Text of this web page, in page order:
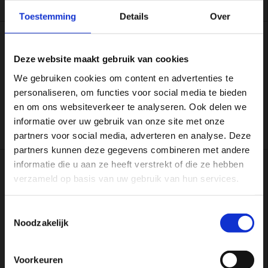
Toestemming Details Over
Deze website maakt gebruik van cookies
We gebruiken cookies om content en advertenties te
personaliseren, om functies voor social media te bieden
en om ons websiteverkeer te analyseren. Ook delen we
informatie over uw gebruik van onze site met onze
partners voor social media, adverteren en analyse. Deze
partners kunnen deze gegevens combineren met andere
informatie die u aan ze heeft verstrekt of die ze hebben
verzameld op basis van uw gebruik van hun services.
Noodzakelijk
Voorkeuren
Wolthuizen en Van Dijk favoriet in
Spijkenisse
NK Run Bike Run
2 OKTOBER 2018